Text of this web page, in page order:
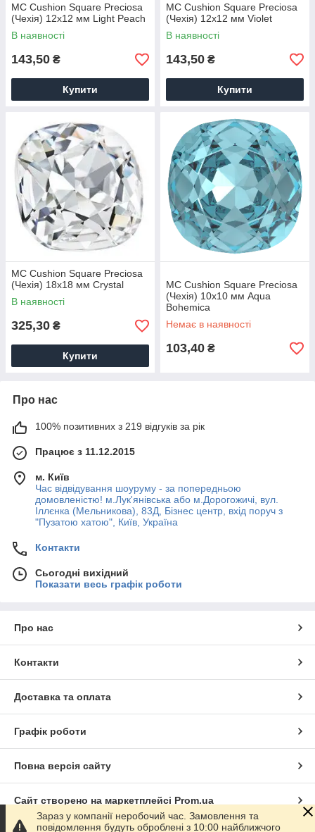
MC Cushion Square Preciosa
(Чехія) 12х12 мм Light Peach
В наявності
143,50 ₴
Купити
MC Cushion Square Preciosa
(Чехія) 12х12 мм Violet
В наявності
143,50 ₴
Купити
MC Cushion Square Preciosa
(Чехія) 18х18 мм Crystal
В наявності
325,30 ₴
Купити
MC Cushion Square Preciosa
(Чехія) 10х10 мм Aqua
Bohemica
Немає в наявності
103,40 ₴
Про нас
100% позитивних з 219 відгуків за рік
Працює з 11.12.2015
м. Київ
Час відвідування шоуруму - за попередньою
домовленістю! м.Лук'янівська або м.Дорогожичі, вул.
Іллєнка (Мельникова), 83Д, Бізнес центр, вхід поруч з
"Пузатою хатою", Київ, Україна
Контакти
Сьогодні вихідний
Показати весь графік роботи
Про нас
Контакти
Доставка та оплата
Графік роботи
Повна версія сайту
Сайт створено на маркетплейсі Prom.ua
Зараз у компанії неробочий час. Замовлення та
повідомлення будуть оброблені з 10:00 найближчого